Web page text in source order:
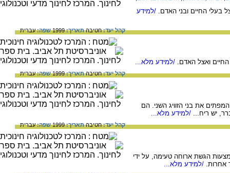
בעלי החיים ובני האדם. /למידע
קהל יעד:חטיבהתאריך:1999 שפה:עברית
ואצל האדם. /למידע מלא...
קהל יעד:חטיבהתאריך:1999 שפה:עברית
את בני הזוויג השני. הם
יש ריח...
/למידע מלא...
קהל יעד:חטיבהתאריך:1999 שפה:עברית
הגשת ארוחה טעימה, על ידי
אחרות. /למידע מלא...